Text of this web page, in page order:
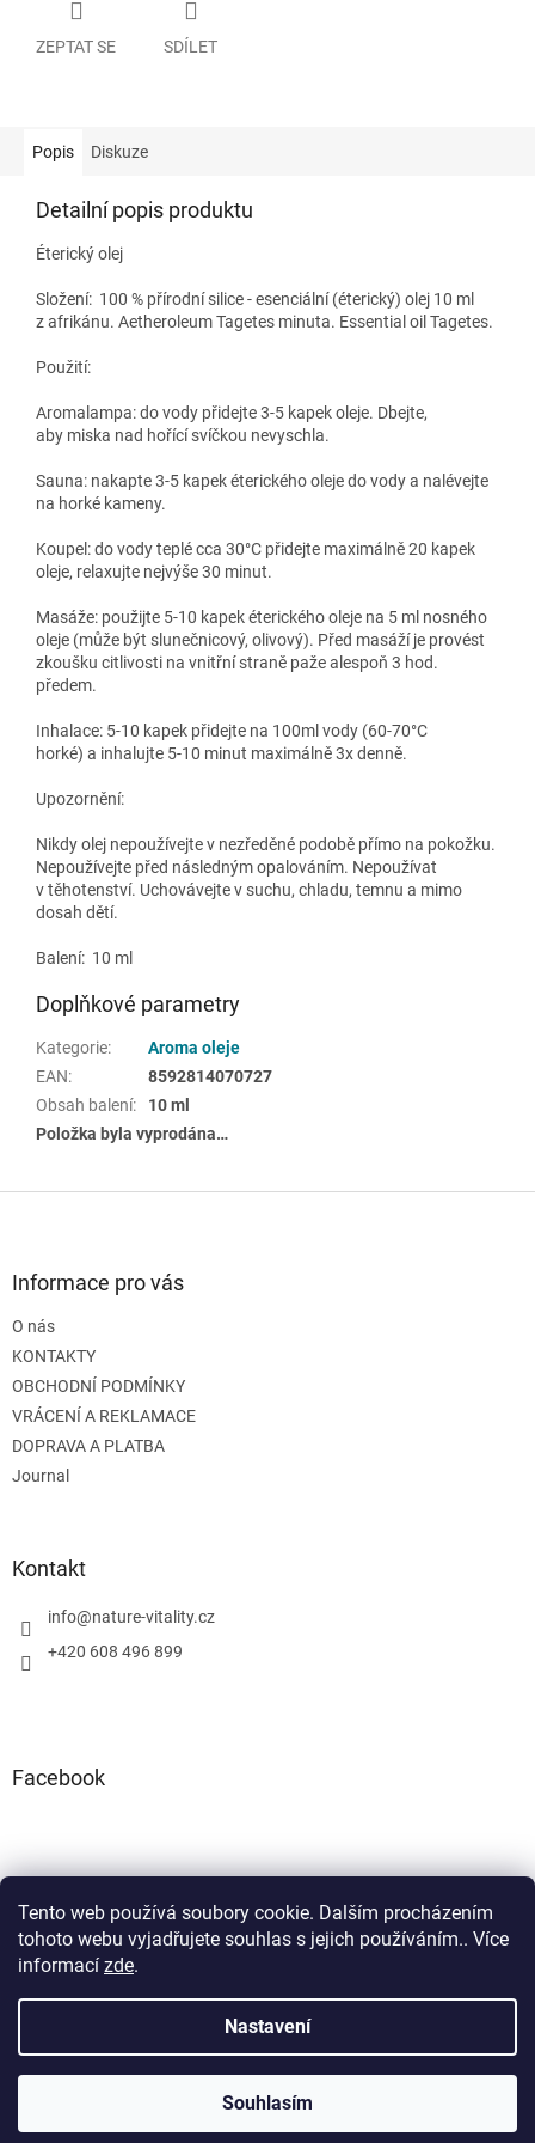
Tento web používá soubory cookie. Dalším procházením
tohoto webu vyjadřujete souhlas s jejich používáním.. Více
informací zde.
Nastavení
Souhlasím
ZEPTAT SE SDÍLET
Popis Diskuze
Detailní popis produktu
Éterický olej
Složení: 100 % přírodní silice - esenciální (éterický) olej 10 ml
z afrikánu. Aetheroleum Tagetes minuta. Essential oil Tagetes.
Použití:
Aromalampa:do vody přidejte 3-5 kapek oleje. Dbejte,
aby miska nad hořící svíčkou nevyschla.
Sauna: nakapte 3-5 kapek éterického oleje do vody a nalévejte
na horké kameny.
Koupel:do vody teplé cca 30°C přidejte maximálně 20 kapek
oleje, relaxujte nejvýše 30 minut.
Masáže: použijte 5-10 kapek éterického oleje na 5 ml nosného
oleje (může být slunečnicový, olivový). Před masáží je provést
zkoušku citlivosti na vnitřní straně paže alespoň 3 hod.
předem.
Inhalace: 5-10 kapek přidejte na 100ml vody (60-70°C
horké) a inhalujte 5-10 minut maximálně 3x denně.
Upozornění:
Nikdy olej nepoužívejte v nezředěné podobě přímo na pokožku.
Nepoužívejte před následným opalováním. Nepoužívat
v těhotenství. Uchovávejte v suchu, chladu, temnu a mimo
dosah dětí.
Balení: 10 ml
Doplňkové parametry
Kategorie:
Aroma oleje
EAN:
8592814070727
Obsah balení:
10 ml
Položka byla vyprodána…
Informace pro vás
O nás
KONTAKTY
OBCHODNÍ PODMÍNKY
VRÁCENÍ A REKLAMACE
DOPRAVA A PLATBA
Journal
Kontakt
info@nature-vitality.cz
+420 608 496 899
Facebook
Instagram
Vytvořil Shoptet
Nature Vitality. Všechna práva vyhrazena.